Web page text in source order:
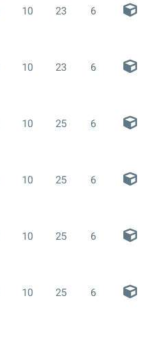
10 23 6
10 23 6
10 25 6
10 25 6
10 25 6
10 25 6